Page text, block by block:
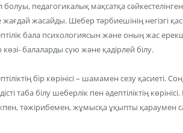
болуы, педагогикалық мақсатқа
жағдай жасайды. Шебер тәрбиешінің негізгі
бала психологиясын және оның жас
көзі- балаларды сүю және қадірлей білу.
бір көрінісі – шамамен сезу қасиеті.
таба білу шеберлік пен әдептіліктің
тәжірибемен, жұмысқа ұқыпты